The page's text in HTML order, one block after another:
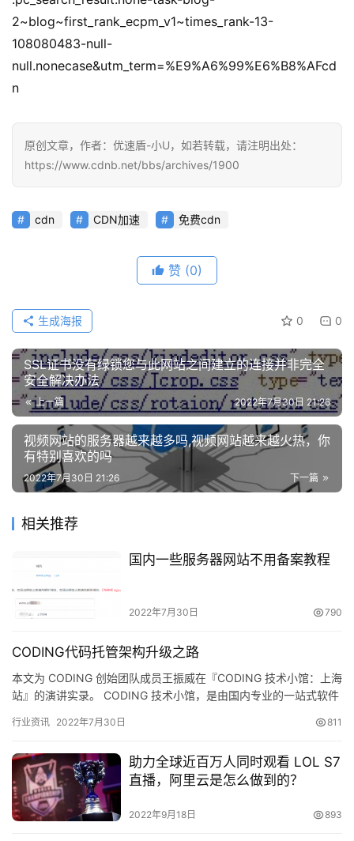
问
社
区
优
速
动
登录 注册
2~blog~first_rank_ecpm_v1~times_rank-13-
108080483-null-
null.nonecase&utm_term=%E9%A6%99%E6%B8%AFcd
n
原创文章，作者：优速盾-小U，如若转载，请注明出处：
https://www.cdnb.net/bbs/archives/1900
cdn CDN加速 免费cdn
赞 (0)
0 0
生成海报
SSL证书没有绿锁您与此网站之间建立的连接并非完全
安全解决办法
上一篇 2022年7月30日 21:26
视频网站的服务器越来越多吗,视频网站越来越火热，你
有特别喜欢的吗
下一篇
2022年7月30日 21:26
相关推荐
国内一些服务器网站不用备案教程
2022年7月30日 790
CODING代码托管架构升级之路
本文为 CODING 创始团队成员王振威在『CODING 技术小馆：上海
站』的演讲实录。 CODING 技术小馆，是由国内专业的一站式软件
行业资讯 2022年7月30日 811
助力全球近百万人同时观看 LOL S7
直播，阿里云是怎么做到的？
2022年9月18日 893